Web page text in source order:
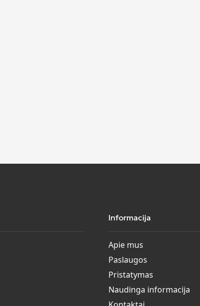
Informacija
Apie mus
Paslaugos
Pristatymas
Naudinga informacija